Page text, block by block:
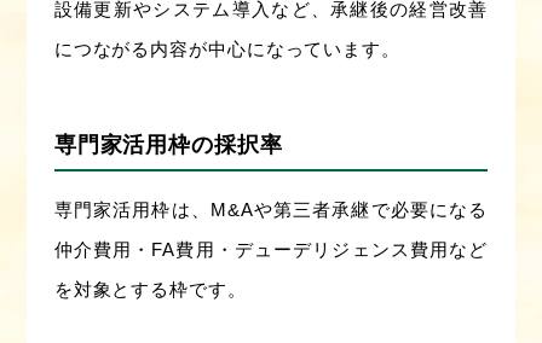
設備更新やシステム導入など、承継後の経営改善
につながる内容が中心になっています。
専門家活用枠の採択率
専門家活用枠は、M&Aや第三者承継で必要になる
仲介費用・FA費用・デューデリジェンス費用など
を対象とする枠です。